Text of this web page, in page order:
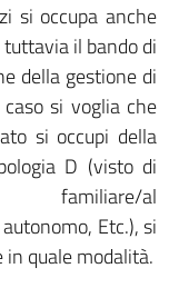
si occupa anche
il bando di
della gestione di
si voglia che
si occupi della
D (visto di
familiare/al
Etc.), si
quale modalità.